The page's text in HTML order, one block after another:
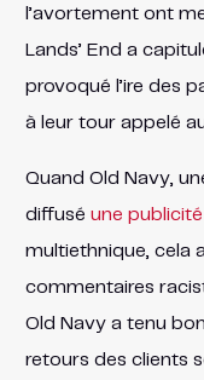
l’avortement ont
Lands’ End a
provoqué l’ire des
à leur tour appelé
Quand Old Navy,
diffusé une publicité
multiethnique, cela
commentaires
Old Navy a tenu
retours des clients